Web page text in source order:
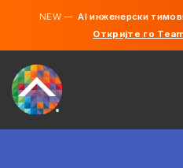
NEW —AI инженерски
Откријте го